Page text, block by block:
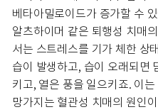
베타아밀로이드가 증가할 수
알츠하이머 같은 퇴행성 치매
서는 스트레스를 기가 체한 상
습이 발생하고, 습이 오래되면
키고, 열은 풍을 일으키죠. 이
망가지는 혈관성 치매의 원인